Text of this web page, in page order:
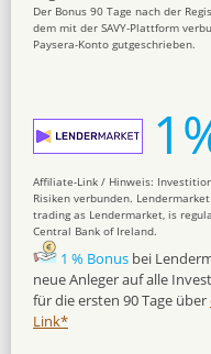
Der Bonus 90 Tage nach der
dem mit der SAVY-Plattform
Paysera-Konto gutgeschrieben.
Affiliate-Link / Hinweis:
Risiken verbunden.
trading as Lendermarket, is
Central Bank of Ireland.
1 % Bonus bei
neue Anleger auf alle
für die ersten 90 Tage über
Link*